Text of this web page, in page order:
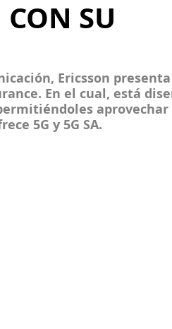
SU
Ericsson
En el cual, está
aprovechar
5G y 5G SA.